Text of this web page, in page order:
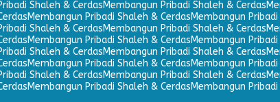
Shaleh & CerdasMembangun Pribadi Shaleh & Cerdas
Membangun Pribadi Shaleh & CerdasMembangun
Shaleh & CerdasMembangun Pribadi Shaleh & Cerdas
Membangun Pribadi Shaleh & CerdasMembangun
Shaleh & CerdasMembangun Pribadi Shaleh & Cerdas
Membangun Pribadi Shaleh & CerdasMembangun
Shaleh & CerdasMembangun Pribadi Shaleh & Cerdas
Membangun Pribadi Shaleh & CerdasMembangun